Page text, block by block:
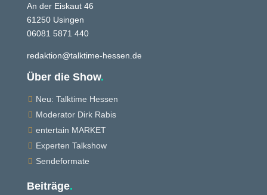
An der Eiskaut 46
61250 Usingen
06081 5871 440
redaktion@talktime-hessen.de
Über die Show.
 Neu: Talktime Hessen
 Moderator Dirk Rabis
 entertain MARKET
 Experten Talkshow
 Sendeformate
Beiträge.